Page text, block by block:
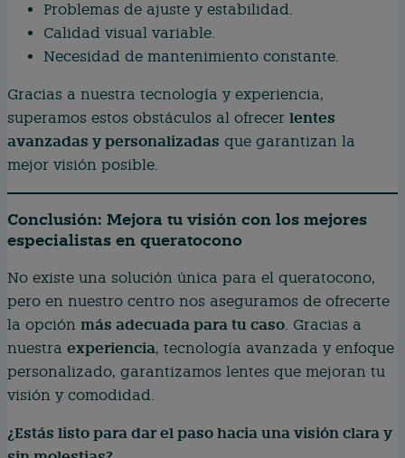
Problemas de ajuste y estabilidad.
Calidad visual variable.
Necesidad de mantenimiento constante.
Gracias a nuestra tecnología y experiencia,
superamos estos obstáculos al ofrecer lentes
avanzadas y personalizadas que garantizan la
mejor visión posible.
Conclusión: Mejora tu visión con los mejores
especialistas en queratocono
No existe una solución única para el queratocono,
pero en nuestro centro nos aseguramos de ofrecerte
la opción más adecuada para tu caso . Gracias a
nuestra experiencia, tecnología avanzada y enfoque
personalizado, garantizamos lentes que mejoran tu
visión y comodidad.
¿Estás listo para dar el paso hacia una visión clara y